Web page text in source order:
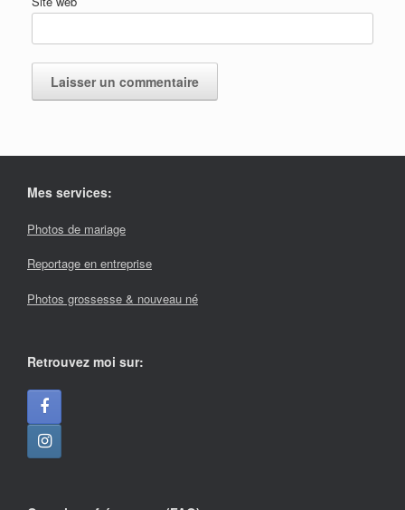
Mes services:
Photos de mariage
Reportage en entreprise
Photos grossesse & nouveau né
Retrouvez moi sur: